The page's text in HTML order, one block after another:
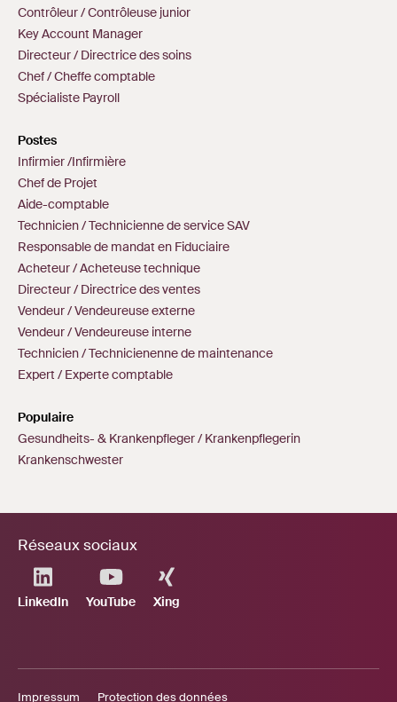
Contrôleur / Contrôleuse junior
Key Account Manager
Directeur / Directrice des soins
Chef / Cheffe comptable
Spécialiste Payroll
Postes
Infirmier /Infirmière
Chef de Projet
Aide-comptable
Technicien / Technicienne de service SAV
Responsable de mandat en Fiduciaire
Acheteur / Acheteuse technique
Directeur / Directrice des ventes
Vendeur / Vendeureuse externe
Vendeur / Vendeureuse interne
Technicien / Technicienenne de maintenance
Expert / Experte comptable
Populaire
Gesundheits- & Krankenpfleger / Krankenpflegerin
Krankenschwester
Réseaux sociaux
LinkedIn YouTube Xing
Impressum Protection des données